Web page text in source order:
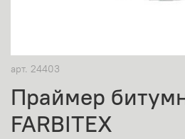
арт. 24403
Праймер
FARBITEX